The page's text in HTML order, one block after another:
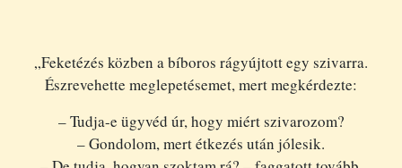
„Feketézés közben a bíboros rágyújtott egy szivarra.
Észrevehette meglepetésemet, mert megkérdezte:
– Tudja-e ügyvéd úr, hogy miért szivarozom?
– Gondolom, mert étkezés után jólesik.